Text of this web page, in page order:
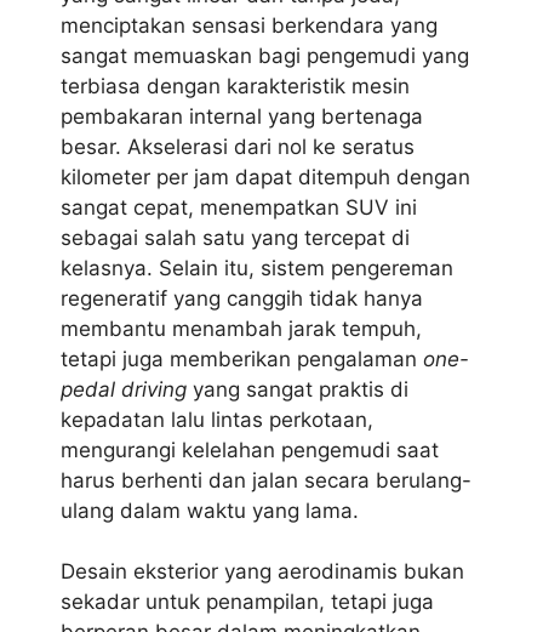
menciptakan sensasi berkendara yang
sangat memuaskan bagi pengemudi yang
terbiasa dengan karakteristik mesin
pembakaran internal yang bertenaga
besar. Akselerasi dari nol ke seratus
kilometer per jam dapat ditempuh dengan
sangat cepat, menempatkan SUV ini
sebagai salah satu yang tercepat di
kelasnya. Selain itu, sistem pengereman
regeneratif yang canggih tidak hanya
membantu menambah jarak tempuh,
tetapi juga memberikan pengalaman one-
pedal driving yang sangat praktis di
kepadatan lalu lintas perkotaan,
mengurangi kelelahan pengemudi saat
harus berhenti dan jalan secara berulang-
ulang dalam waktu yang lama.
Desain eksterior yang aerodinamis bukan
sekadar untuk penampilan, tetapi juga